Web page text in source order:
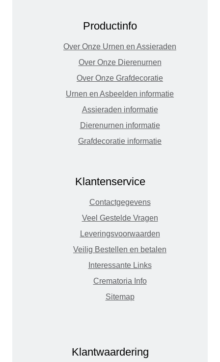
Productinfo
Over Onze Urnen en Assieraden
Over Onze Dierenurnen
Over Onze Grafdecoratie
Urnen en Asbeelden informatie
Assieraden informatie
Dierenurnen informatie
Grafdecoratie informatie
Klantenservice
Contactgegevens
Veel Gestelde Vragen
Leveringsvoorwaarden
Veilig Bestellen en betalen
Interessante Links
Crematoria Info
Sitemap
Klantwaardering